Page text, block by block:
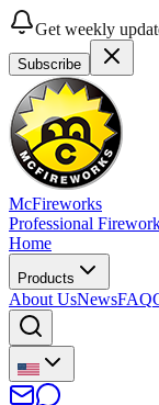
Get weekly
Subscribe
McFireworks
Professional
Home
Products
About UsNewsFAQ